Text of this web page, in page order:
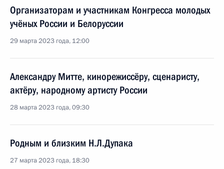
Организаторам и участникам Конгресса молодых
учёных России и Белоруссии
29 марта 2023 года, 12:00
Александру Митте, кинорежиссёру, сценаристу,
актёру, народному артисту России
28 марта 2023 года, 09:30
Родным и близким Н.Л.Дупака
27 марта 2023 года, 18:30